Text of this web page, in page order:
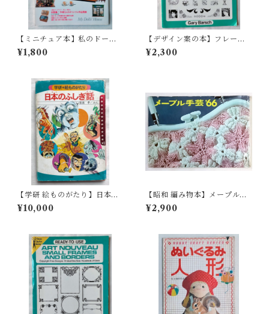
【ミニチュア本】私のドール
ハウス vol.3 粘土を使ってお
いしい食べ物づくり(1996年)
¥1,800
【デザイン案の本】フレー
ム・ボーダーアイデア Read
y-to-Use
¥2,300
【学研 絵ものがたり】日本の
ふしぎ話（1975年 ）
¥10,000
【昭和 編み物本】メープル手
芸'66（昭和41年）
¥2,900